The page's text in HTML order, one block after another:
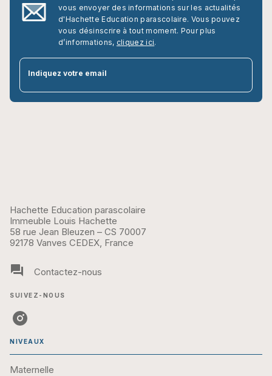
vous envoyer des informations sur les actualités
d'Hachette Education parascolaire. Vous pouvez
vous désinscrire à tout moment. Pour plus
d’informations, cliquez ici.
Indiquez votre email
Hachette Education parascolaire
Immeuble Louis Hachette
58 rue Jean Bleuzen – CS 70007
92178 Vanves CEDEX, France
question_answer Contactez-nous
SUIVEZ-NOUS
NIVEAUX
Maternelle